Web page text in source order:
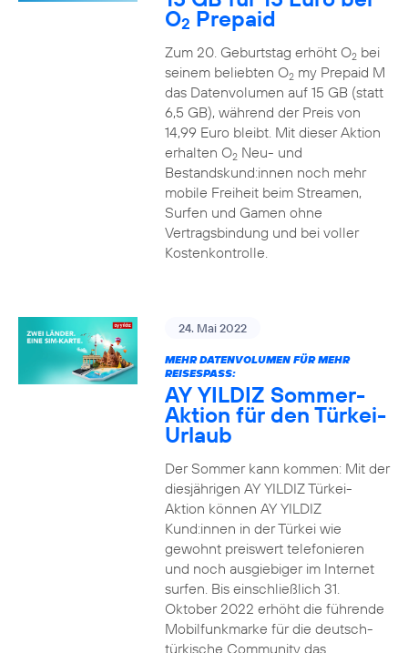
O2 Prepaid
Zum 20. Geburtstag erhöht O2bei
seinem beliebten O2my Prepaid M
das Datenvolumen auf 15 GB (statt
6,5 GB), während der Preis von
14,99 Euro bleibt. Mit dieser Aktion
erhalten O2Neu- und
Bestandskund:innen noch mehr
mobile Freiheit beim Streamen,
Surfen und Gamen ohne
Vertragsbindung und bei voller
Kostenkontrolle.
24. Mai 2022
MEHR DATENVOLUMEN FÜR MEHR
REISESPASS:
AY YILDIZ Sommer-
Aktion für den Türkei-
Urlaub
Der Sommer kann kommen: Mit der
diesjährigen AY YILDIZ Türkei-
Aktion können AY YILDIZ
Kund:innen in der Türkei wie
gewohnt preiswert telefonieren
und noch ausgiebiger im Internet
surfen. Bis einschließlich 31.
Oktober 2022 erhöht die führende
Mobilfunkmarke für die deutsch-
türkische Community das